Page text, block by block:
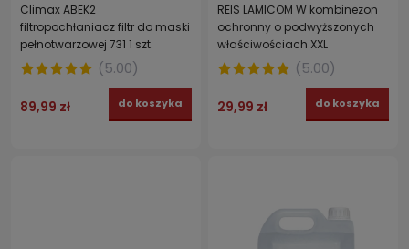
Climax ABEK2
filtropochłaniacz filtr do maski
pełnotwarzowej 731 1 szt.
(5.00)
89,99 zł do koszyka
REIS LAMICOM W kombinezon
ochronny o podwyższonych
właściwościach XXL
(5.00)
29,99 zł do koszyka